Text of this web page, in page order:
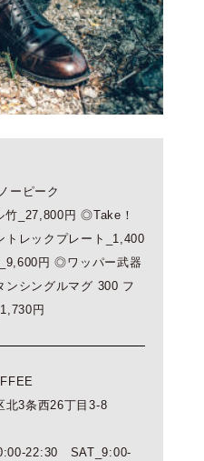
ーピーク
_27,800円 ◎Take！
レックプレート_1,400
円 ◎ワッパー武器
シングルマグ 300 フ
円
北3条西26丁目3-8
22:30 SAT_9:00-